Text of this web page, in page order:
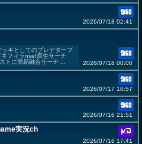
2026/07/18 02:41
キとしてのプレデタープ
ネフィラnsef原生サーチ
トに簡易融合サーチ ...
2026/07/18 00:00
2026/07/17 10:57
2026/07/16 21:51
実況ch
2026/07/16 17:41